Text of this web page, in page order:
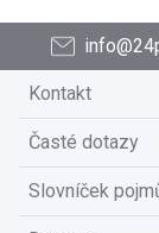
Kontakt
Časté dotazy
Slovníček